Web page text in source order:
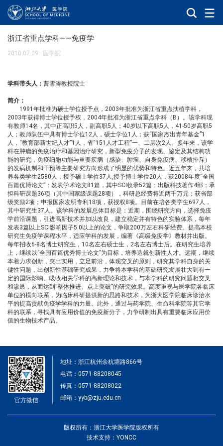
浙江省重点学科——免疫学
2010.07.09 · 医学院
学科带头人： 曹雪涛教授院士
简介：
1991年批准为硕士学位授予点， 2003年批准为浙江省重点扶植学科，
2003年获得博士学位授予权， 2004年批准为浙江省重点学科（ B ）。该学科现
有教师14名，其中正高职5 人，副高职5 人； 40岁以下高职5 人， 41-50岁高职5
人；教师队伍中具有博士学位12人，硕士学位1 人；获“ 国家杰出青年基金”1
人， “教育部新世纪人才”1 人， 省“151 人才工程”一、二层次2人 。多年来，该学
科在肿瘤的免疫治疗和基因治疗研究，新型免疫分子的发现、鉴定及其结构功
能的研究，免疫细胞功能与重要疾病（感染、肿瘤、自身免疫病、移植排斥）
的发病机制和干预等主要研究方向形成了明显的优势和特色。近五年来，共培
养各类学生2580 人，授予硕士学位37 人,授予博士学位20 人，获2008年度“全国
百篇优博论文” ；发表学术论文81 篇，其中SCI 收录52篇；出版科技著作4部；承
担科研课题36项（其中国家级课题28项），科研总经费将近两千万元；获省部
级奖励2项；申报国家发明专利 18项，获授权8项。目前在培各类学生697 人，
其中研究生37 人。该学科的发展总体目标是：近期，围绕研究方向，选择免疫
学前沿课题，引进高新技术并加以改良，建立稳定并有特色的实验体系，每年
发表3篇以上SCI 影响因子5.0 以上的论文，争取200万左右科研经费。提高本校
研究生免疫学课程水平，适应学科的发展，编著《高级免疫学》教材并出版。
每年招收6-8名博士研究生， 10名左右硕士生， 2名左右博士后。在研究生培养
上，继续以”全国百篇优秀博士论文”为目标，培养造就创新性人才。远期，继续
本着力求创新，突出实用，立足前沿，体现交叉的原则，研究其学科自身的关
键性问题，出创新性基础研究成果，力争将本学科的基础研究发展壮大到有一
定的国际影响。吸收相关学科的高新理论和技术，与本学科的研究问题相交叉
和渗透，从而达到 ”整体推进、点上突破”的研究效果。高度重视与医学院各临床
单位的横向联系，为临床科研提供新的思路和技术，为浙大医学院临床诊治水
平的提高贡献免疫学学科的力量。此外，通过与药学院、生命科学院等其它学
科的联系，寻找具有应用价值的免疫新分子，力争研制出具有重要临床应用价
值的生物技术产品。
官方微信
地址：浙江杭州余杭塘路866号
电话：0571-88208045
传真：0571-88208022
邮箱：yyb@zju.edu.cn
版权所有：浙江大学医学院版权所有
技术支持：YONCC